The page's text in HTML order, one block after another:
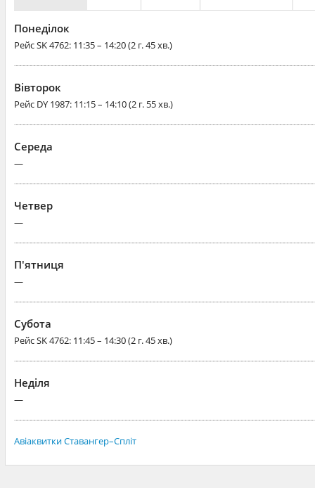
Понеділок
РейсSK 4762: 11:35 – 14:20 (2 г. 45 хв.)
Вівторок
Рейс DY 1987: 11:15 – 14:10 (2 г. 55 хв.)
Середа
—
Четвер
—
П'ятниця
—
Субота
РейсSK 4762: 11:45 – 14:30 (2 г. 45 хв.)
Неділя
—
Авіаквитки Ставангер–Спліт